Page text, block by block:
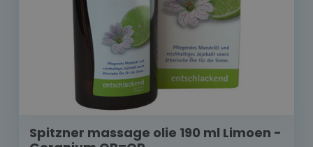
Spitzner massage olie 190 ml Limoen -